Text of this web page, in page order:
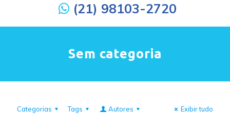
(21) 98103-2720
Sem categoria
Categorias Tags Autores Exibir tudo